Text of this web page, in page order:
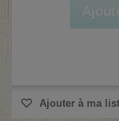
Ajouter à ma